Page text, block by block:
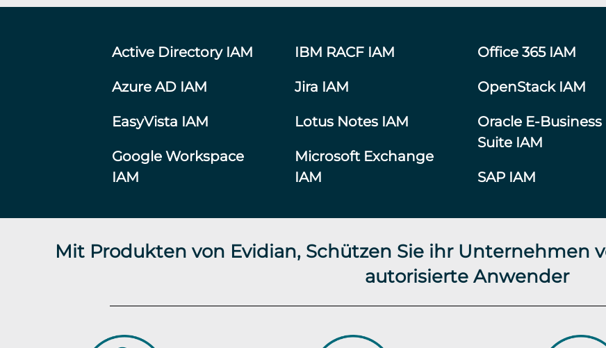
Active Directory IAM
Azure AD IAM
EasyVista IAM
Google Workspace
IAM
IBM RACF IAM
Jira IAM
Lotus Notes IAM
Microsoft Exchange
IAM
Office 365 IAM
OpenStack IAM
Oracle E-Business
Suite IAM
SAP IAM
Mit Produkten von Evidian, Schützen Sie ihr Unternehmen
autorisierte Anwender